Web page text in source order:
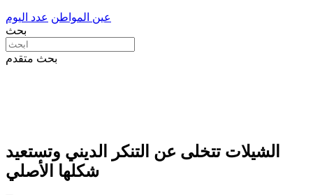
عين المواطن عدد اليوم
بحث
بحث متقدم
الشيلات تتخلى عن التنكر الديني وتستعيد
شكلها الأصلي